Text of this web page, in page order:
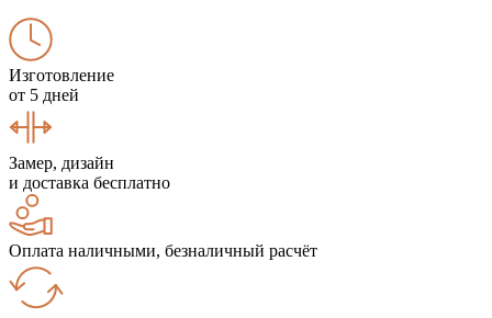
Изготовление
от 5 дней
Замер, дизайн
и доставка бесплатно
Оплата наличными, безналичный расчёт